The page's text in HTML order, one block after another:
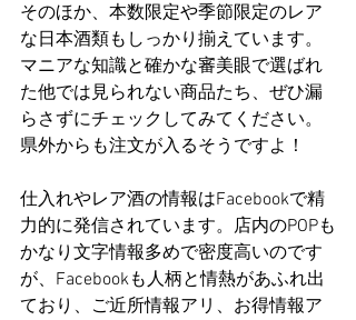
そのほか、本数限定や季節限定のレア
な日本酒類もしっかり揃えています。
マニアな知識と確かな審美眼で選ばれ
た他では見られない商品たち、ぜひ漏
らさずにチェックしてみてください。
県外からも注文が入るそうですよ！
仕入れやレア酒の情報はFacebookで精
力的に発信されています。店内のPOPも
かなり文字情報多めで密度高いのです
が、Facebookも人柄と情熱があふれ出
ており、ご近所情報アリ、お得情報ア